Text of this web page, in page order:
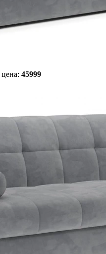
цена: 45999